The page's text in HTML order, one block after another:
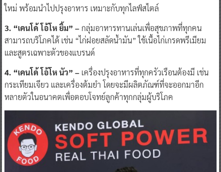
ใหม่ พร้อมนำไปปรุงอาหาร เหมาะกับทุกไลฟ์สไตล์
3. “เคนโด้ โอ้โห ยิ้ม” –กลุ่มอาหารทานเล่นเพื่อสุขภาพที่ทุกคน
สามารถบริโภคได้ เช่น “ไก่ฝอยสลัดน้ำมัน” ใช้เนื้อไก่เกรดพรีเมียม
และสูตรเฉพาะตัวของแบรนด์
4. “เคนโด้ โอ้โห นัว” –เครื่องปรุงอาหารที่ทุกครัวเรือนต้องมี เช่น
กระเทียมเจียว และเครื่องต้มยำ โดยจะมีผลิตภัณฑ์ที่จะออกมาอีก
หลายตัวในอนาคตเพื่อตอบโจทย์ลูกค้าทุกกลุ่มผู้บริโภค